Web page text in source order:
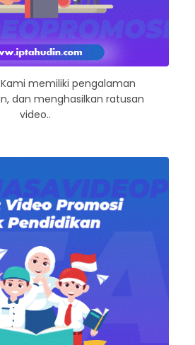
memiliki pengalaman
dan menghasilkan ratusan
video..